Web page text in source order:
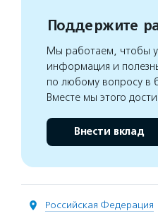
Поддержите
Мы работаем, чтобы у
информация и
по любому вопросу в
Вместе мы этого
Внести вклад
Российская Федерация